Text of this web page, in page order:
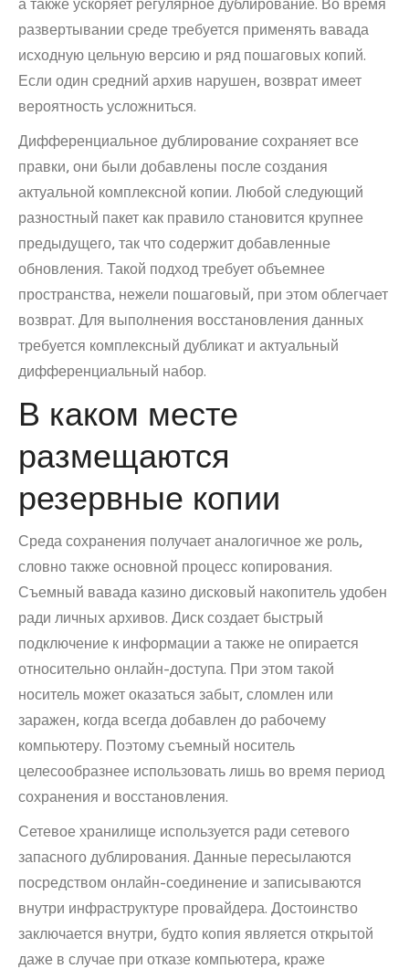
а также ускоряет регулярное дублирование. Во время
развертывании среде требуется применять вавада
исходную цельную версию и ряд пошаговых копий.
Если один средний архив нарушен, возврат имеет
вероятность усложниться.
Дифференциальное дублирование сохраняет все
правки, они были добавлены после создания
актуальной комплексной копии. Любой следующий
разностный пакет как правило становится крупнее
предыдущего, так что содержит добавленные
обновления. Такой подход требует объемнее
пространства, нежели пошаговый, при этом облегчает
возврат. Для выполнения восстановления данных
требуется комплексный дубликат и актуальный
дифференциальный набор.
В каком месте
размещаются
резервные копии
Среда сохранения получает аналогичное же роль,
словно также основной процесс копирования.
Съемный вавада казино дисковый накопитель удобен
ради личных архивов. Диск создает быстрый
подключение к информации а также не опирается
относительно онлайн-доступа. При этом такой
носитель может оказаться забыт, сломлен или
заражен, когда всегда добавлен до рабочему
компьютеру. Поэтому съемный носитель
целесообразнее использовать лишь во время период
сохранения и восстановления.
Сетевое хранилище используется ради сетевого
запасного дублирования. Данные пересылаются
посредством онлайн-соединение и записываются
внутри инфраструктуре провайдера. Достоинство
заключается внутри, будто копия является открытой
даже в случае при отказе компьютера, краже